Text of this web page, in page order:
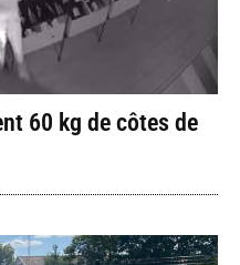
60 kg de côtes de